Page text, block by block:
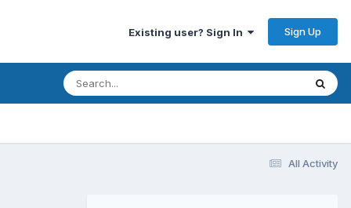
Existing user? Sign In Sign Up
All Activity